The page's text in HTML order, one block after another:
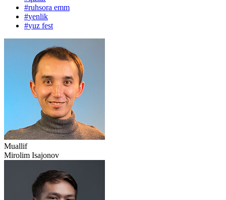
#ruhsora emm
#yenlik
#yuz fest
Muallif
Mirolim Isajonov